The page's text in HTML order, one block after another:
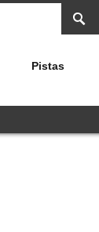
Pistas